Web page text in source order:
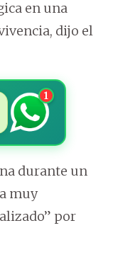
en una
dijo el
1
durante un
muy
por